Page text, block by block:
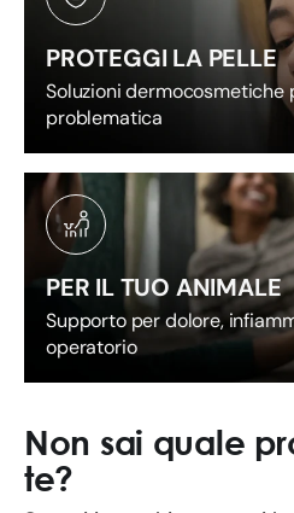
a
p
e
r
i
l
b
e
n
PROTEGGI LA PELLE
Soluzioni dermocosmetiche
problematica
PER IL TUO ANIMALE
Supporto per dolore,
operatorio
Non sai quale
te?